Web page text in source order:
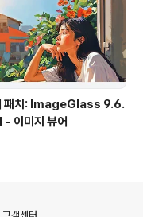
패치: ImageGlass 9.6.
이미지 뷰어